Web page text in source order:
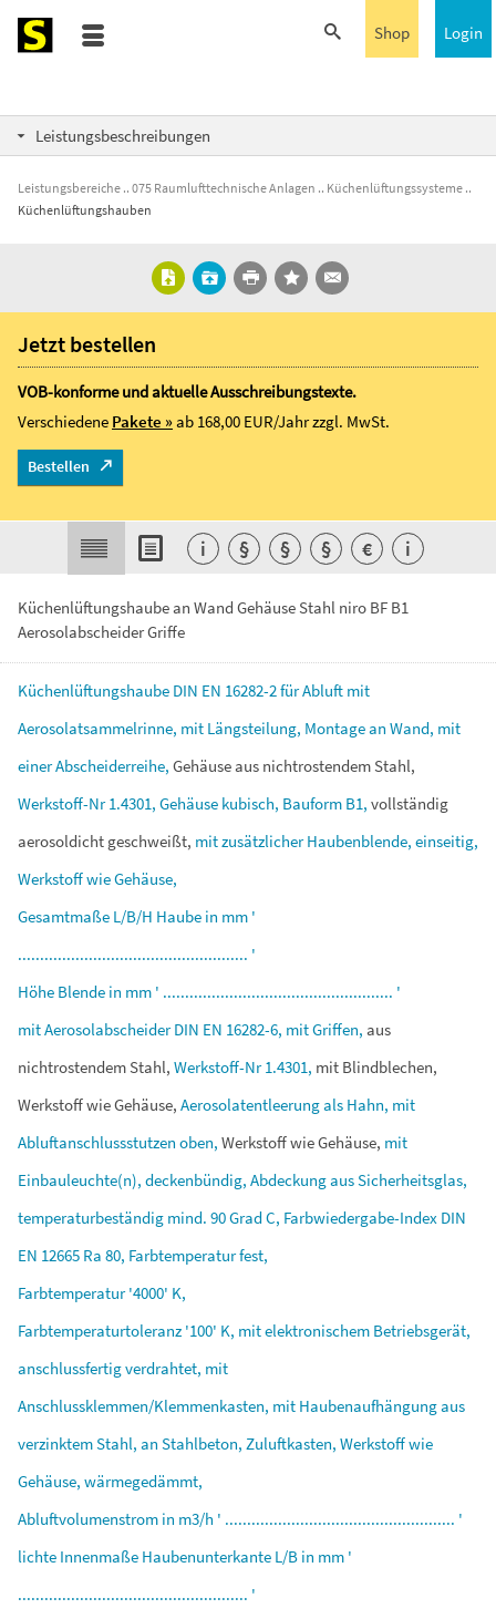
Login
Shop
Leistungsbeschreibungen
Leistungsbereiche 075 Raumlufttechnische Anlagen
Küchenlüftungssysteme
Küchenlüftungshauben
Küchenlüftungshaube an Wand Gehäuse Stahl niro BF B1
Aerosolabscheider Griffe
Küchenlüftungshaube DIN EN 16282-2fürAbluft mit
Aerosolatsammelrinne, mit Längsteilung, Montagean Wand, mit
einerAbscheiderreihe, Gehäuseaus nichtrostendemStahl,
Werkstoff-Nr1.4301, Gehäuse kubisch, Bauform B1, vollständig
aerosoldicht geschweißt, mitzusätzlicherHaubenblende, einseitig,
WerkstoffwieGehäuse,
Gesamtmaße L/B/H Haube in mm '
.................................................... '
Höhe Blende in mm ' .................................................... '
mitAerosolabscheiderDIN EN 16282-6, mitGriffen, aus
nichtrostendemStahl, Werkstoff-Nr1.4301, mit Blindblechen,
WerkstoffwieGehäuse, Aerosolatentleerungals Hahn, mit
Abluftanschlussstutzen oben, WerkstoffwieGehäuse, mit
Einbauleuchte(n), deckenbündig, AbdeckungausSicherheitsglas,
temperaturbeständig mind. 90GradC, Farbwiedergabe-Index DIN
EN 12665 Ra 80, Farbtemperaturfest,
Farbtemperatur'4000' K,
Farbtemperaturtoleranz '100' K, mitelektronischem Betriebsgerät,
anschlussfertigverdrahtet, mit
Anschlussklemmen/Klemmenkasten, mit Haubenaufhängungaus
verzinktemStahl, an Stahlbeton, Zuluftkasten, Werkstoffwie
Gehäuse, wärmegedämmt,
Abluftvolumenstrom in m3/h ' .................................................... '
lichte Innenmaße Haubenunterkante L/B in mm '
.................................................... '
Jetzt bestellen
VOB-konforme und aktuelle Ausschreibungstexte.
Verschiedene Pakete »ab 168,00 EUR/Jahrzzgl. MwSt.
Bestellen
i § § § € i